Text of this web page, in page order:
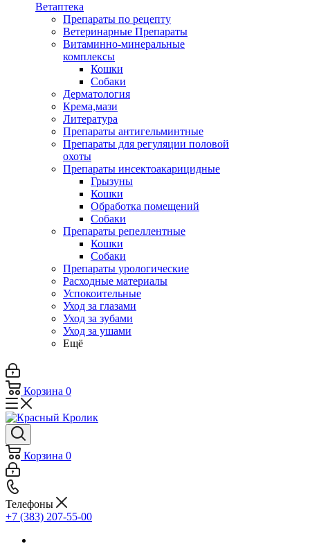
Ветаптека
Препараты по рецепту
Ветеринарные Препараты
Витаминно-минеральные
комплексы
Кошки
Собаки
Дерматология
Крема,мази
Литература
Препараты антигельминтные
Препараты для регуляции половой
охоты
Препараты инсектоакарицидные
Грызуны
Кошки
Обработка помещений
Собаки
Препараты репеллентные
Кошки
Собаки
Препараты урологические
Расходные материалы
Успокоительные
Уход за глазами
Уход за зубами
Уход за ушами
Ещё
Корзина 0
Корзина 0
Телефоны
+7 (383) 207-55-00